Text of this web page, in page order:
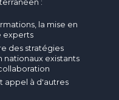
:
la mise en
experts
des stratégies
nationaux existants
appel à d'autres